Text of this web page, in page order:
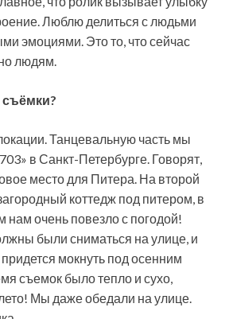
Люблю делиться с людьми
эмоциями. Это то, что сейчас
людям.
Танцевальную часть мы
в Санкт-Петербурге. Говорят,
место для Питера. На второй
коттедж под питером, в
очень повезло с погодой!
были сниматься на улице, и
мокнуть под осенним
съемок было тепло и сухо,
Мы даже обедали на улице.